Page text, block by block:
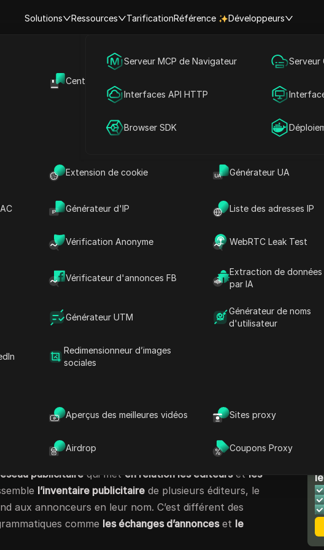
Solutions
Marketing des médias sociaux
Publicité
Partage de compte
Ressources
Centre d'aide
Extension de cookie Générateur UA
Générateur d'IP Liste des adresses IP
Vérification Anonyme WebRTC Leak Test
Vérificateur d'annonces FB
Extraction de données
par IA
Générateur UTM
Générateur de noms
d'utilisateur
Redimensionneur d’images
sociales
Aperçus des meilleures vidéos Sites proxy
Airdrop Coupons Proxy
TarificationRéférence Développeurs
Serveur MCP de Navigateur Serveur
Interfaces API HTTP
Browser SDK
8 des alternatives AdSense
vos revenus publicitaires
meilleurs réseaux
des solutions de monétisation des annonces les plus
Bien que cela fonctionne bien pour de nombreux
cherchent à maximiser leurs revenus peuvent
d’alternatives AdSenseou de l’intégration de
trouver que la combinaison d’AdSense avec
allons voir quand il est temps d’envisager de passer
allons vous expliquer comment
que les échanges d’annonces et les réseaux de
?
publicitaire qui met en relation les éditeurset les
l’inventaire publicitaire de plusieurs éditeurs, le
aux annonceurs en leur nom. C’est différent des
comme les échanges d’annonceset le